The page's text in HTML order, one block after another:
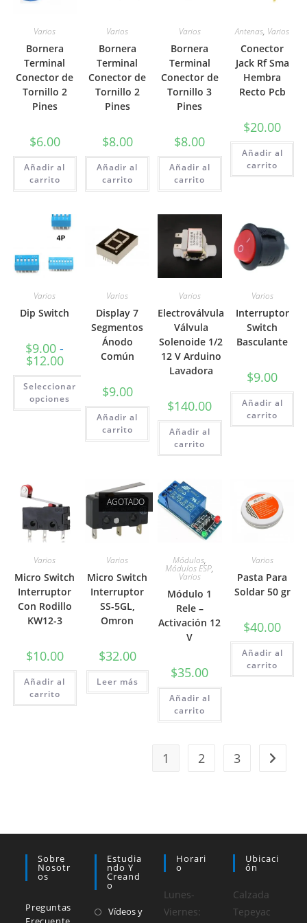
Varios
Bornera
Terminal
Conector de
Tornillo 2
Pines
$6.00
Añadir al
carrito
Varios
Bornera
Terminal
Conector de
Tornillo 2
Pines
$8.00
Añadir al
carrito
Varios
Bornera
Terminal
Conector de
Tornillo 3
Pines
$8.00
Añadir al
carrito
Antenas, Varios
Conector
Jack Rf Sma
Hembra
Recto Pcb
$20.00
Añadir al
carrito
Varios
Dip Switch
$9.00 -
$12.00Rango
de
precios:
desde
$9.00
hasta
Seleccionar
opciones
Este
múltiples
elegir
en
la
página
de
Varios
Display 7
Segmentos
Ánodo
Común
$9.00
Añadir al
carrito
Varios
Electroválvula
Válvula
Solenoide 1/2
12 V Arduino
Lavadora
$140.00
Añadir al
carrito
Varios
Interruptor
Switch
Basculante
$9.00
Añadir al
carrito
Varios
Micro Switch
Interruptor
Con Rodillo
KW12-3
$10.00
Añadir al
carrito
AGOTADO
Varios
Micro Switch
Interruptor
SS-5GL,
Omron
$32.00
Leer más
Módulos,
Módulos ESP,
Varios
Módulo 1
Rele –
Activación 12
V
$35.00
Añadir al
carrito
Varios
Pasta Para
Soldar 50 gr
$40.00
Añadir al
carrito
1 2 3
Sobre
Nosotr
Os
Preguntas
Estudia
Ndo Y
Creand
O
Vídeos y
Horari
O
Lunes-
Viernes:
Ubicaci
Ón
Calzada
Tepeyac